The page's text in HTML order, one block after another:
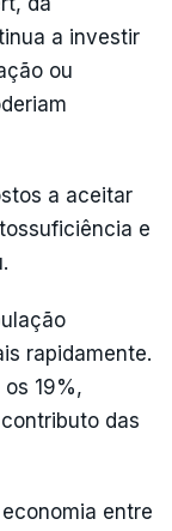
a investir
ou
a aceitar
e
rapidamente.
19%,
das
entre